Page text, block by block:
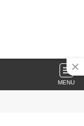
MENU